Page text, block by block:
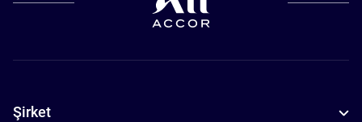
Şirket